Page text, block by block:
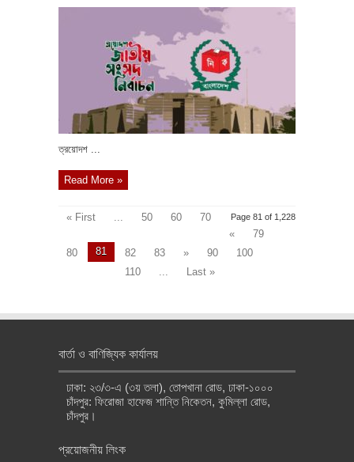
ত্রয়োদশ ...
Read More »
Page 81 of 1,228
« First 50 60
70
«
79
80
81 82 83 » 90
100
110
Last »
বার্তা ও বাণিজ্যিক কার্যালয়
ঢাকা: ২৩/৩-এ (৩য় তলা), তোপখানা রোড, ঢাকা-১০০০
চাঁদপুর: ফিরোজা হাফেজ শান্তি নিকেতন, কুমিল্লা রোড,
চাঁদপুর।
প্রয়োজনীয় লিংক